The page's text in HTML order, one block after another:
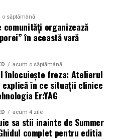
iar specialiștii anticipează
în perioada
pretexte se numără
pariurile,
oferte de călătorie.
mai complexe,
lunii iunie robo_Folks,
un panou de hosting
la cererea
site-ului, care
SSL, a configurărilor
o săptămână
comunități organizează
în această vară
acum o săptămână
înlocuiește freza: Atelierul
explică în ce situații clinice
Er:YAG
acum 4 zile
sa stii inainte de Summer
complet pentru editia